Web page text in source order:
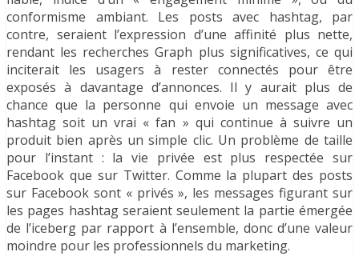
conformisme ambiant. Les posts avec hashtag, par
contre, seraient l’expression d’une affinité plus nette,
rendant les recherches Graph plus significatives, ce qui
inciterait les usagers à rester connectés pour être
exposés à davantage d’annonces. Il y aurait plus de
chance que la personne qui envoie un message avec
hashtag soit un vrai « fan » qui continue à suivre un
produit bien après un simple clic. Un problème de taille
pour l’instant : la vie privée est plus respectée sur
Facebook que sur Twitter. Comme la plupart des posts
sur Facebook sont « privés », les messages figurant sur
les pages hashtag seraient seulement la partie émergée
de l’iceberg par rapport à l’ensemble, donc d’une valeur
moindre pour les professionnels du marketing.